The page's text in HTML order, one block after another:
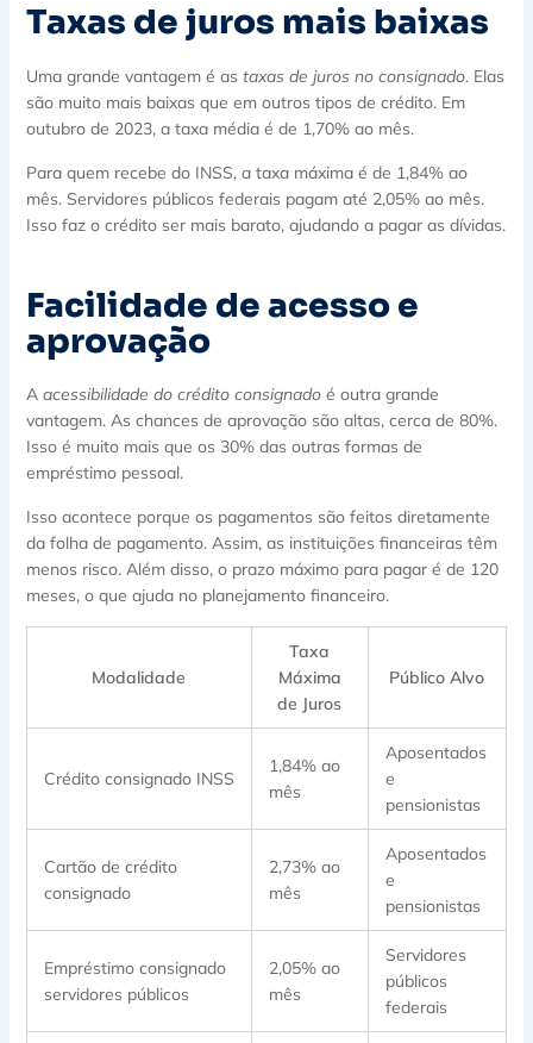
Taxas de juros mais baixas
Uma grande vantagem é as taxas de juros no consignado. Elas
são muito mais baixas que em outros tipos de crédito. Em
outubro de 2023, a taxa média é de 1,70% ao mês.
Para quem recebe do INSS, a taxa máxima é de 1,84% ao
mês. Servidores públicos federais pagam até 2,05% ao mês.
Isso faz o crédito ser mais barato, ajudando a pagar as dívidas.
Facilidade de acesso e
aprovação
A acessibilidade do crédito consignadoé outra grande
vantagem. As chances de aprovação são altas, cerca de 80%.
Isso é muito mais que os 30% das outras formas de
empréstimo pessoal.
Isso acontece porque os pagamentos são feitos diretamente
da folha de pagamento. Assim, as instituições financeiras têm
menos risco. Além disso, o prazo máximo para pagar é de 120
meses, o que ajuda no planejamento financeiro.
Modalidade
Taxa
Máxima
de Juros
Público Alvo
Crédito consignado INSS
1,84% ao
mês
Aposentados
e
pensionistas
Cartão de crédito
consignado
2,73% ao
mês
Aposentados
e
pensionistas
Empréstimo consignado
servidores públicos
2,05% ao
mês
Servidores
públicos
federais